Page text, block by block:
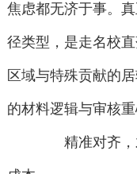
焦虑都无济于事。
径类型，是走名校
区域与特殊贡献的
的材料逻辑与审核重
精准对齐，